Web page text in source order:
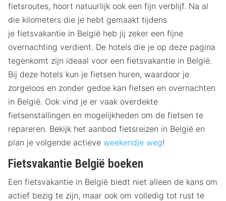
fietsroutes, hoort natuurlijk ook een fijn verblijf. Na al
die kilometers die je hebt gemaakt tijdens
je fietsvakantie in België heb jij zeker een fijne
overnachting verdient. De hotels die je op deze pagina
tegenkomt zijn ideaal voor een fietsvakantie in België.
Bij deze hotels kun je fietsen huren, waardoor je
zorgeloos en zonder gedoe kan fietsen en overnachten
in België. Ook vind je er vaak overdekte
fietsenstallingen en mogelijkheden om de fietsen te
repareren. Bekijk het aanbod fietsreizen in België en
plan je volgende actieve weekendje weg!
Fietsvakantie België boeken
Een fietsvakantie in België biedt niet alleen de kans om
actief bezig te zijn, maar ook om volledig tot rust te